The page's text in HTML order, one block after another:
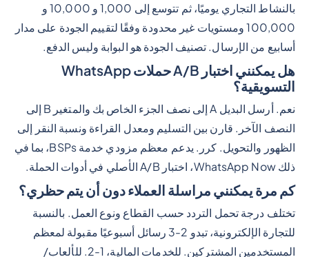
بالنشاط التجاري يوميًا، ثم تتوسع إلى 1,000 و 10,000 و
100,000 ومستويات غير محدودة وفقًا لتقييم الجودة على مدار
أسابيع من الإرسال. تصنيف الجودة هو البوابة وليس الدفع.
هل يمكنني اختبار A/B حملات WhatsApp
التسويقية؟
نعم. أرسل البديل A إلى نصف الجزء الخاص بك والمتغير B إلى
النصف الآخر. قارن بين التسليم ومعدل القراءة ونسبة النقر إلى
الظهور والتحويل. كرر. يدعم معظم مزودي خدمة BSPs، بما في
ذلك WhatsApp Now، اختبار A/B الأصلي في أدوات الحملة.
كم مرة يمكنني مراسلة العملاء دون أن يتم حظري؟
تختلف درجة تحمل التردد حسب القطاع ونوع العمل. بالنسبة
للتجارة الإلكترونية، تبدو 2-3 رسائل أسبوعيًا مقبولة لمعظم
المستخدمين المشتركين. للخدمات المالية، 1-2. للألعاب/